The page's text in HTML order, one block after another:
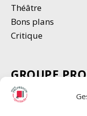
Théâtre
Bons plans
Critique
GROUPE
Chèque